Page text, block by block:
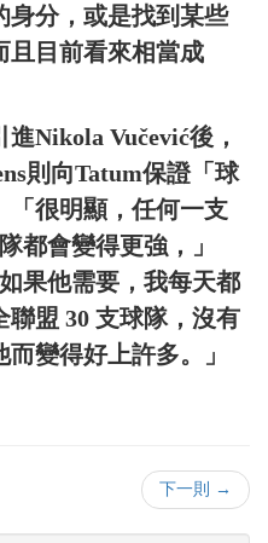
身分，或是找到某些
且目前看來相當成
Nikola Vučević後，
則向Tatum保證「球
「很明顯，任何一支
都會變得更強，」
果他需要，我每天都
盟 30 支球隊，沒有
變得好上許多。」
下一則 →